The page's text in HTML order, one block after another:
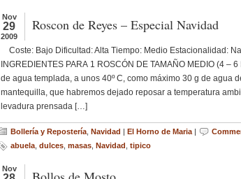
Nov
29
2009
Roscon de Reyes – Especial Navidad
Coste: Bajo Dificultad: Alta Tiempo: Medio Estacionalidad:
INGREDIENTES PARA 1 ROSCÓN DE TAMAÑO MEDIO (4 –
de agua templada, a unos 40º C, como máximo 30 g de agua
mantequilla, que habremos dejado reposar a temperatura
levadura prensada […]
Bollería y Repostería Navidad | El Horno de Maria |
abuela dulces masas Navidad tipico
Nov